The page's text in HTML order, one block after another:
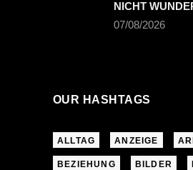
NICHT
07/08/2026
OUR HASHTAGS
ALLTAG ANZEIGE
BEZIEHUNG BILDER